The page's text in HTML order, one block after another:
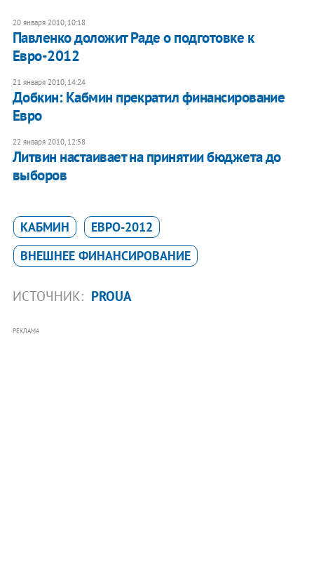
20 января 2010, 10:18
Павленко доложит Раде о подготовке к
Евро-2012
21 января 2010, 14:24
Добкин: Кабмин прекратил финансирование
Евро
22 января 2010, 12:58
Литвин настаивает на принятии бюджета до
выборов
КАБМИН
ЕВРО-2012
ВНЕШНЕЕ ФИНАНСИРОВАНИЕ
ИСТОЧНИК: PROUA
РЕКЛАМА